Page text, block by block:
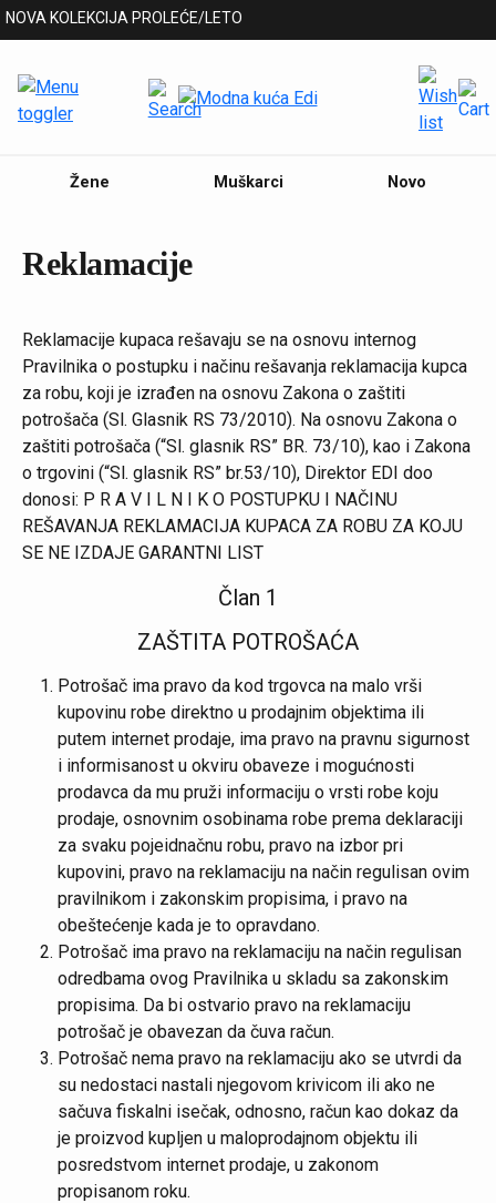
KOLEKCIJA PROLEĆE/LETO
Žene Muškarci Novo
Reklamacije
Reklamacije kupaca rešavaju se na osnovu internog
Pravilnika o postupku i načinu rešavanja reklamacija kupca
za robu, koji je izrađen na osnovu Zakona o zaštiti
potrošača (Sl. Glasnik RS 73/2010). Na osnovu Zakona o
zaštiti potrošača (“Sl. glasnik RS” BR. 73/10), kao i Zakona
o trgovini (“Sl. glasnik RS” br.53/10), Direktor EDI doo
donosi: P R A V I L N I K O POSTUPKU I NAČINU
REŠAVANJA REKLAMACIJA KUPACA ZA ROBU ZA KOJU
SE NE IZDAJE GARANTNI LIST
Član 1
ZAŠTITA POTROŠAĆA
Potrošač ima pravo da kod trgovca na malo vrši
kupovinu robe direktno u prodajnim objektima ili
putem internet prodaje, ima pravo na pravnu sigurnost
i informisanost u okviru obaveze i mogućnosti
prodavca da mu pruži informaciju o vrsti robe koju
prodaje, osnovnim osobinama robe prema deklaraciji
za svaku pojeidnačnu robu, pravo na izbor pri
kupovini, pravo na reklamaciju na način regulisan ovim
pravilnikom i zakonskim propisima, i pravo na
obeštećenje kada je to opravdano.
Potrošač ima pravo na reklamaciju na način regulisan
odredbama ovog Pravilnika u skladu sa zakonskim
propisima. Da bi ostvario pravo na reklamaciju
potrošač je obavezan da čuva račun.
Potrošač nema pravo na reklamaciju ako se utvrdi da
su nedostaci nastali njegovom krivicom ili ako ne
sačuva fiskalni isečak, odnosno, račun kao dokaz da
je proizvod kupljen u maloprodajnom objektu ili
posredstvom internet prodaje, u zakonom
propisanom roku.